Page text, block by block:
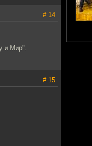
# 14
и Мир".
# 15